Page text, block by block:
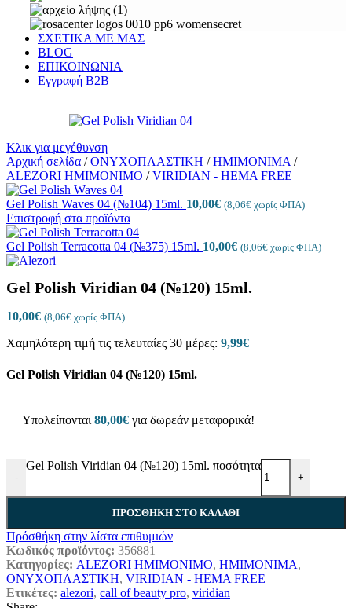
ΣΧΕΤΙΚΑ ΜΕ ΜΑΣ
BLOG
ΕΠΙΚΟΙΝΩΝΙΑ
Εγγραφή Β2Β
Κλικ για μεγέθυνση
Αρχική σελίδα / ΟΝΥΧΟΠΛΑΣΤΙΚΗ / ΗΜΙΜΟΝΙΜΑ /
ALEZORI ΗΜΙΜΟΝΙΜΟ / VIRIDIAN - HEMA FREE
Gel Polish Waves 04 (№104) 15ml. 10,00€ (8,06€ χωρίς ΦΠΑ)
Επιστροφή στα προϊόντα
Gel Polish Terracotta 04 (№375) 15ml. 10,00€ (8,06€ χωρίς ΦΠΑ)
Gel Polish Viridian 04 (№120) 15ml.
10,00€ (8,06€ χωρίς ΦΠΑ)
Χαμηλότερη τιμή τις τελευταίες 30 μέρες: 9,99€
Gel Polish Viridian 04 (№120) 15ml.
Υπολείπονται 80,00€ για δωρεάν μεταφορικά!
-
Gel Polish Viridian 04 (№120) 15ml. ποσότητα
+
ΠΡΟΣΘΉΚΗ ΣΤΟ ΚΑΛΆΘΙ
Πρόσθήκη στην λίστα επιθυμιών
Κωδικός προϊόντος: 356881
Κατηγορίες: ALEZORI ΗΜΙΜΟΝΙΜΟ, ΗΜΙΜΟΝΙΜΑ,
ΟΝΥΧΟΠΛΑΣΤΙΚΗ, VIRIDIAN - HEMA FREE
Ετικέτες: alezori, call of beauty pro, viridian